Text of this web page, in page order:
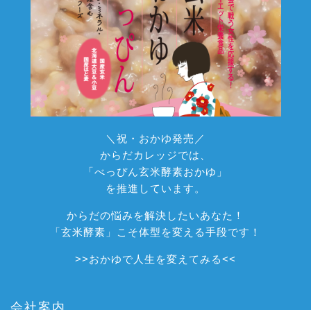
＼祝・おかゆ発売／
からだカレッジでは、
「べっぴん玄米酵素おかゆ」
を推進しています。
からだの悩みを解決したいあなた！
「玄米酵素」こそ体型を変える手段です！
>>おかゆで人生を変えてみる<<
会社案内